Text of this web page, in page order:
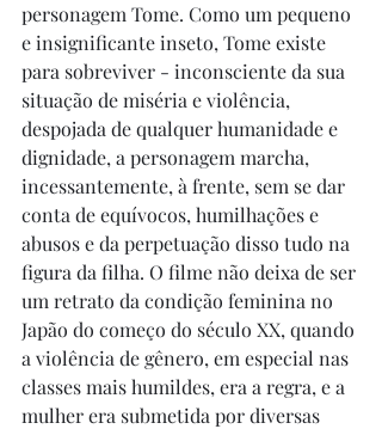
personagem Tome. Como um pequeno
e insignificante inseto, Tome existe
para sobreviver - inconsciente da sua
situação de miséria e violência,
despojada de qualquer humanidade e
dignidade, a personagem marcha,
incessantemente, à frente, sem se dar
conta de equívocos, humilhações e
abusos e da perpetuação disso tudo na
figura da filha. O filme não deixa de ser
um retrato da condição feminina no
Japão do começo do século XX, quando
a violência de gênero, em especial nas
classes mais humildes, era a regra, e a
mulher era submetida por diversas